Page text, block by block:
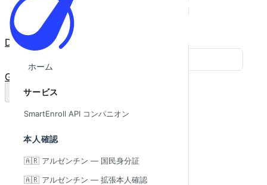
日本語
中文
Docs
GitHub
ホーム
サービス
SmartEnroll API コンパニオン
本人確認
🇦🇷 アルゼンチン — 国民身分証
🇦🇷 アルゼンチン — 拡張本人確認